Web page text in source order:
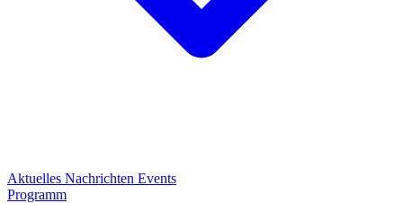
Aktuelles Nachrichten Events
Programm